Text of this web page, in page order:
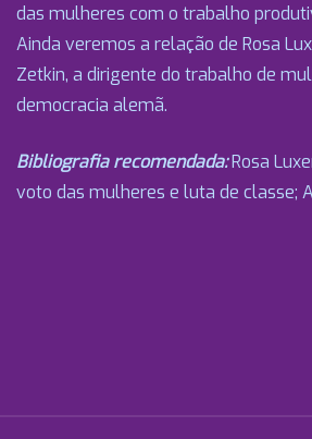
das mulheres com o trabalho
Ainda veremos a relação de Rosa
Zetkin, a dirigente do trabalho de
democracia alemã.
Bibliografia recomendada:Rosa
voto das mulheres e luta de classe;